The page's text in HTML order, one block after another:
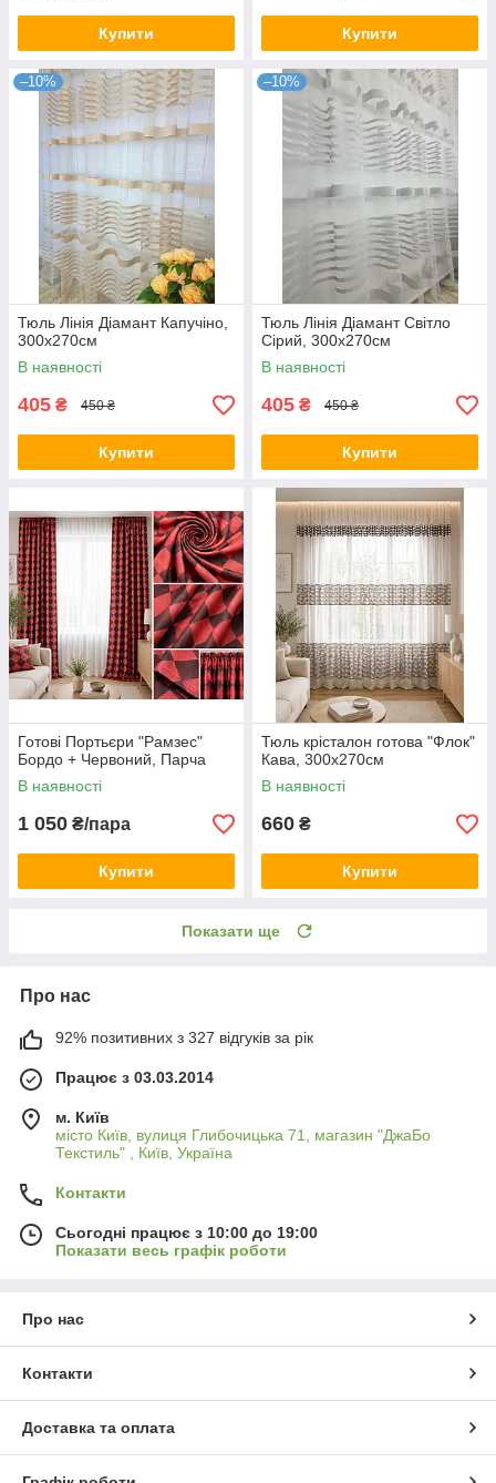
Купити Купити
–10%
Тюль Лінія Діамант Капучіно,
300х270см
В наявності
405 ₴ 450 ₴
Купити
–10%
Тюль Лінія Діамант Світло
Сірий, 300х270см
В наявності
405 ₴ 450 ₴
Купити
Готові Портьєри "Рамзес"
Бордо + Червоний, Парча
В наявності
1 050 ₴/пара
Купити
Тюль крісталон готова "Флок"
Кава, 300х270см
В наявності
660 ₴
Купити
Показати ще
Про нас
92% позитивних з 327 відгуків за рік
Працює з 03.03.2014
м. Київ
місто Київ, вулиця Глибочицька 71, магазин "ДжаБо
Текстиль" , Київ, Україна
Контакти
Сьогодні працює з 10:00 до 19:00
Показати весь графік роботи
Про нас
Контакти
Доставка та оплата